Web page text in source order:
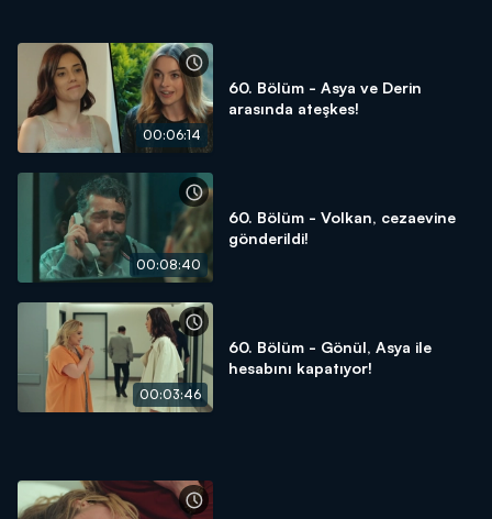
00:06:14
60. Bölüm - Asya ve Derin
arasında ateşkes!
00:08:40
60. Bölüm - Volkan, cezaevine
gönderildi!
00:03:46
60. Bölüm - Gönül, Asya ile
hesabını kapatıyor!